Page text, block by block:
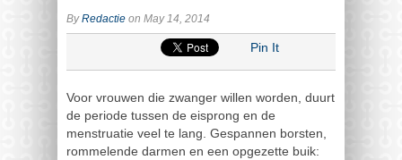
ByRedactie on May 14, 2014
Pin It
Voor vrouwen die zwanger willen worden, duurt
de periode tussen de eisprong en de
menstruatie veel te lang. Gespannen borsten,
rommelende darmen en een opgezette buik: